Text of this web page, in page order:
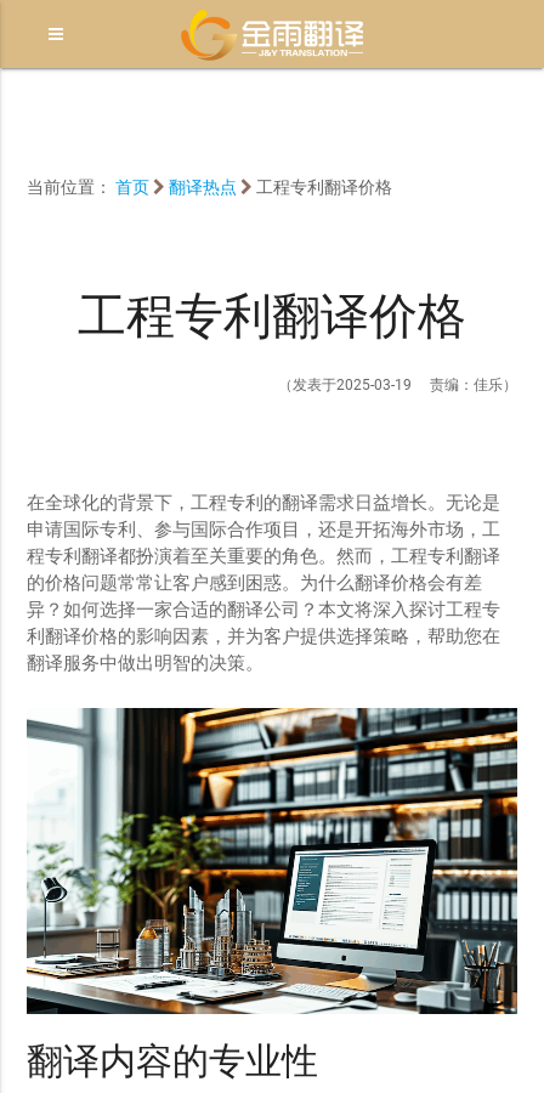
当前位置：首页 翻译热点 工程专利翻译价格
工程专利翻译价格
（发表于2025-03-19 责编：佳乐）
在全球化的背景下，工程专利的翻译需求日益增长。无论是
申请国际专利、参与国际合作项目，还是开拓海外市场，工
程专利翻译都扮演着至关重要的角色。然而，工程专利翻译
的价格问题常常让客户感到困惑。为什么翻译价格会有差
异？如何选择一家合适的翻译公司？本文将深入探讨工程专
利翻译价格的影响因素，并为客户提供选择策略，帮助您在
翻译服务中做出明智的决策。
翻译内容的专业性